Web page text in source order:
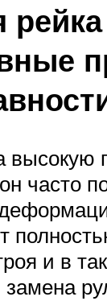
высокую
часто
и в
замена